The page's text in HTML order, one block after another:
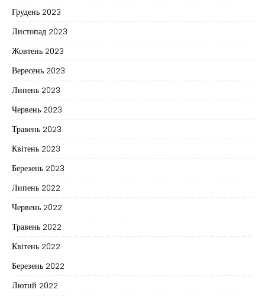
Грудень 2023
Листопад 2023
Жовтень 2023
Вересень 2023
Липень 2023
Червень 2023
Травень 2023
Квітень 2023
Березень 2023
Липень 2022
Червень 2022
Травень 2022
Квітень 2022
Березень 2022
Лютий 2022